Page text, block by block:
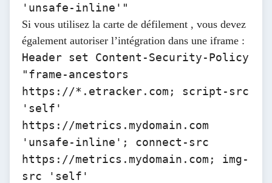
'unsafe-inline'"
Si vous utilisez la carte de défilement , vous devez
également autoriser l’intégration dans une iframe :
Header set Content-Security-Policy
"frame-ancestors
https://*.etracker.com; script-src
'self'
https://metrics.mydomain.com
'unsafe-inline'; connect-src
https://metrics.mydomain.com; img-
src 'self'